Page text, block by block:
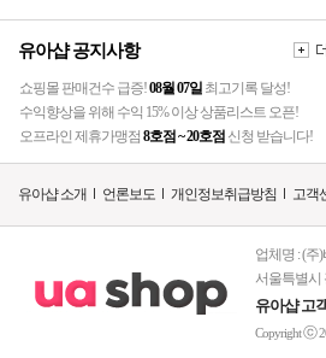
유아샵 공지사항
쇼핑몰 판매건수 급증!08월 07일 최고기록 달성!
수익향상을 위해 수익 15% 이상 상품리스트 오픈!
오프라인 제휴가맹점8호점 ~ 20호점 신청 받습니다!
유아샵 소개 언론보도 개인정보취급방침 고객
업체명 : (주
서울특별시
유아샵 고
Copyrightⓒ